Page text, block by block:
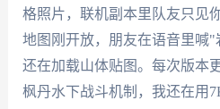
格照片，联机副本里队友只见
地图刚开放，朋友在语音里喊
还在加载山体贴图。每次版本
枫丹水下战斗机制，我还在用